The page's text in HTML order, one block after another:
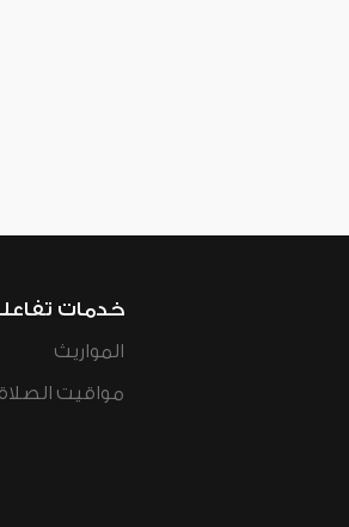
خدمات
المواريث
مواقيت الصلاة